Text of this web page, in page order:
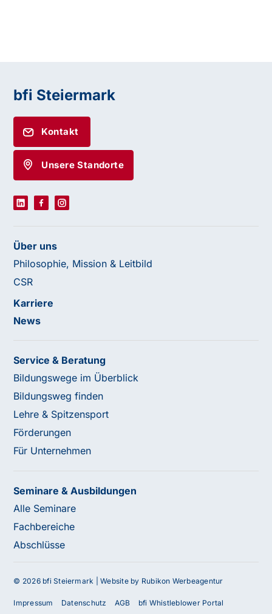
bfi Steiermark
Kontakt
Unsere Standorte
Über uns
Philosophie, Mission & Leitbild
CSR
Karriere
News
Service & Beratung
Bildungswege im Überblick
Bildungsweg finden
Lehre & Spitzensport
Förderungen
Für Unternehmen
Seminare & Ausbildungen
Alle Seminare
Fachbereiche
Abschlüsse
© 2026 bfi Steiermark |Website by Rubikon Werbeagentur
Impressum Datenschutz AGB bfi Whistleblower Portal